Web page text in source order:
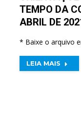
TEMPO DA
ABRIL DE
* Baixe o arquivo
LEIA MAIS